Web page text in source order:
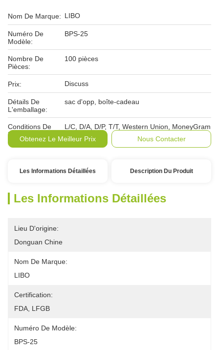
Nom De Marque: LIBO
Numéro De
Modèle:
BPS-25
Nombre De
Pièces:
100 pièces
Prix: Discuss
Détails De
L'emballage:
sac d'opp, boîte-cadeau
Conditions De
Paiement:
L/C, D/A, D/P, T/T, Western Union, MoneyGram
Obtenez Le Meilleur Prix
Nous Contacter
Les Informations Détaillées Description Du Produit
Les Informations Détaillées
Lieu D'origine:
Donguan Chine
Nom De Marque:
LIBO
Certification:
FDA, LFGB
Numéro De Modèle:
BPS-25